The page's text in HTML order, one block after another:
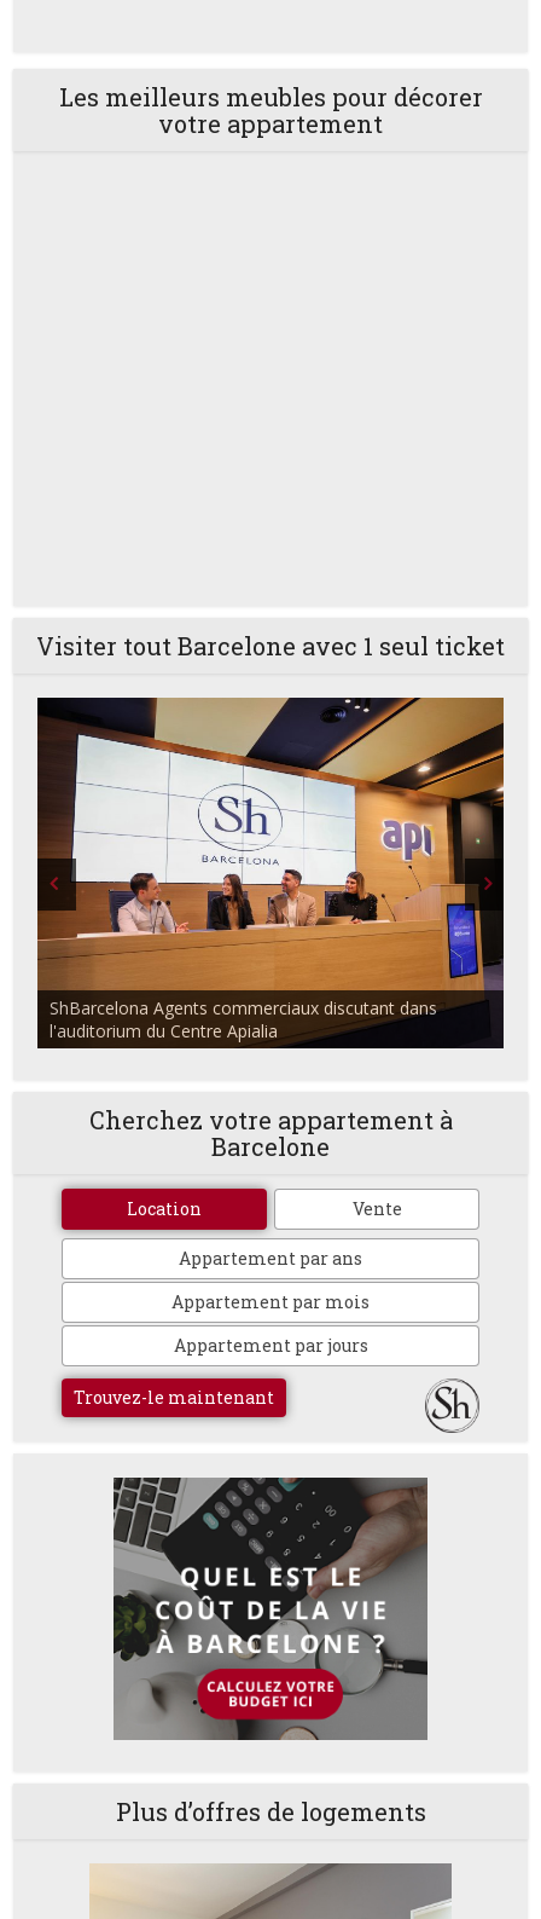
Les meilleurs meubles pour décorer
votre appartement
Visiter tout Barcelone avec 1 seul ticket
ShBarcelona Agents commerciaux discutant dans
l'auditorium du Centre Apialia
Cherchez votre appartement à
Barcelone
Location Vente
Appartement par ans
Appartement par mois
Appartement par jours
Trouvez-le maintenant
Plus d’offres de logements